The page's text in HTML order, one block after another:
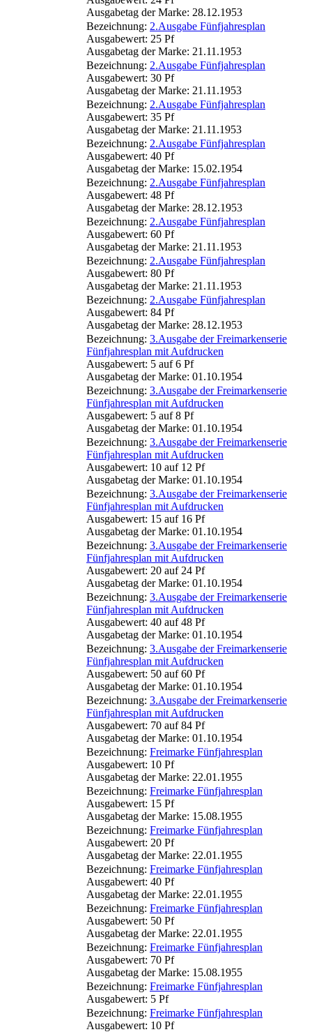
Ausgabetag der Marke: 28.12.1953
Bezeichnung: 2.Ausgabe Fünfjahresplan
Ausgabewert: 25 Pf
Ausgabetag der Marke: 21.11.1953
Bezeichnung: 2.Ausgabe Fünfjahresplan
Ausgabewert: 30 Pf
Ausgabetag der Marke: 21.11.1953
Bezeichnung: 2.Ausgabe Fünfjahresplan
Ausgabewert: 35 Pf
Ausgabetag der Marke: 21.11.1953
Bezeichnung: 2.Ausgabe Fünfjahresplan
Ausgabewert: 40 Pf
Ausgabetag der Marke: 15.02.1954
Bezeichnung: 2.Ausgabe Fünfjahresplan
Ausgabewert: 48 Pf
Ausgabetag der Marke: 28.12.1953
Bezeichnung: 2.Ausgabe Fünfjahresplan
Ausgabewert: 60 Pf
Ausgabetag der Marke: 21.11.1953
Bezeichnung: 2.Ausgabe Fünfjahresplan
Ausgabewert: 80 Pf
Ausgabetag der Marke: 21.11.1953
Bezeichnung: 2.Ausgabe Fünfjahresplan
Ausgabewert: 84 Pf
Ausgabetag der Marke: 28.12.1953
Bezeichnung: 3.Ausgabe der Freimarkenserie
Fünfjahresplan mit Aufdrucken
Ausgabewert: 5 auf 6 Pf
Ausgabetag der Marke: 01.10.1954
Bezeichnung: 3.Ausgabe der Freimarkenserie
Fünfjahresplan mit Aufdrucken
Ausgabewert: 5 auf 8 Pf
Ausgabetag der Marke: 01.10.1954
Bezeichnung: 3.Ausgabe der Freimarkenserie
Fünfjahresplan mit Aufdrucken
Ausgabewert: 10 auf 12 Pf
Ausgabetag der Marke: 01.10.1954
Bezeichnung: 3.Ausgabe der Freimarkenserie
Fünfjahresplan mit Aufdrucken
Ausgabewert: 15 auf 16 Pf
Ausgabetag der Marke: 01.10.1954
Bezeichnung: 3.Ausgabe der Freimarkenserie
Fünfjahresplan mit Aufdrucken
Ausgabewert: 20 auf 24 Pf
Ausgabetag der Marke: 01.10.1954
Bezeichnung: 3.Ausgabe der Freimarkenserie
Fünfjahresplan mit Aufdrucken
Ausgabewert: 40 auf 48 Pf
Ausgabetag der Marke: 01.10.1954
Bezeichnung: 3.Ausgabe der Freimarkenserie
Fünfjahresplan mit Aufdrucken
Ausgabewert: 50 auf 60 Pf
Ausgabetag der Marke: 01.10.1954
Bezeichnung: 3.Ausgabe der Freimarkenserie
Fünfjahresplan mit Aufdrucken
Ausgabewert: 70 auf 84 Pf
Ausgabetag der Marke: 01.10.1954
Bezeichnung: Freimarke Fünfjahresplan
Ausgabewert: 10 Pf
Ausgabetag der Marke: 22.01.1955
Bezeichnung: Freimarke Fünfjahresplan
Ausgabewert: 15 Pf
Ausgabetag der Marke: 15.08.1955
Bezeichnung: Freimarke Fünfjahresplan
Ausgabewert: 20 Pf
Ausgabetag der Marke: 22.01.1955
Bezeichnung: Freimarke Fünfjahresplan
Ausgabewert: 40 Pf
Ausgabetag der Marke: 22.01.1955
Bezeichnung: Freimarke Fünfjahresplan
Ausgabewert: 50 Pf
Ausgabetag der Marke: 22.01.1955
Bezeichnung: Freimarke Fünfjahresplan
Ausgabewert: 70 Pf
Ausgabetag der Marke: 15.08.1955
Bezeichnung: Freimarke Fünfjahresplan
Ausgabewert: 5 Pf
Bezeichnung: Freimarke Fünfjahresplan
Ausgabewert: 10 Pf